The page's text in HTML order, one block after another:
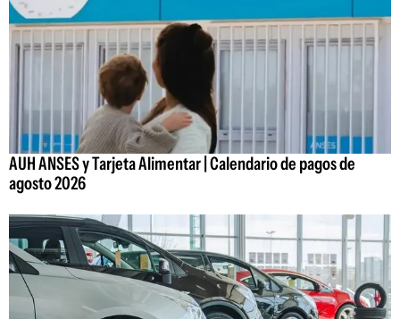
AUH ANSES y Tarjeta Alimentar | Calendario de pagos de
agosto 2026